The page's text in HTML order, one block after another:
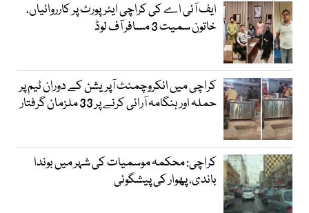
ایف آئی اے کی کراچی ایئرپورٹ پر کارروائیاں،
خاتون سمیت 3 مسافر آف لوڈ
کراچی میں انکروچمنٹ آپریشن کے دوران ٹیم پر
حملہ اور ہنگامہ آرائی کرنے پر 33 ملزمان گرفتار
کراچی: محکمہ موسمیات کی شہر میں بوندا
باندی، پھوار کی پیشگوئی